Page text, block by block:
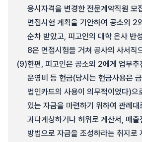
응시자격을 변경한 전문계약직원 모
면접시험 계획을 기안하여 공소외 2
순차 받았고, 피고인의 대학 은사 반
8은 면접시험을 거쳐 공사의 사서직
(9)한편, 피고인은 공소외 2에게 업무추
운영비 등 현금(당시는 현금사용은
법인카드의 사용이 의무적이었다)으
있는 자금을 마련하기 위하여 관례대
과다계상하거나 허위로 계산서, 매출
방법으로 자금을 조성하라는 취지로